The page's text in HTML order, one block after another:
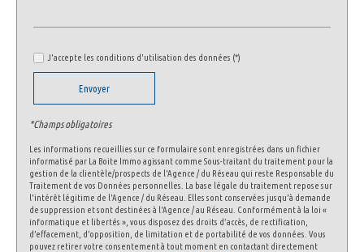
Familles avec 1 ou 2 enfants
Appartements
Familles avec 3 enfants
5,18 %
J'accepte les conditions d'utilisation des données (*)
Envoyer
*Champs obligatoires
Les informations recueillies sur ce formulaire sont enregistrées dans un fichier
informatisé par La Boite Immo agissant comme Sous-traitant du traitement pour la
gestion de la clientèle/prospects de l'Agence / du Réseau qui reste Responsable du
Traitement de vos Données personnelles. La base légale du traitement repose sur
l'intérêt légitime de l'Agence / du Réseau. Elles sont conservées jusqu'à demande
de suppression et sont destinées à l'Agence / au Réseau. Conformément à la loi «
informatique et libertés », vous disposez des droits d’accès, de rectification,
d’effacement, d’opposition, de limitation et de portabilité de vos données. Vous
pouvez retirer votre consentement à tout moment en contactant directement